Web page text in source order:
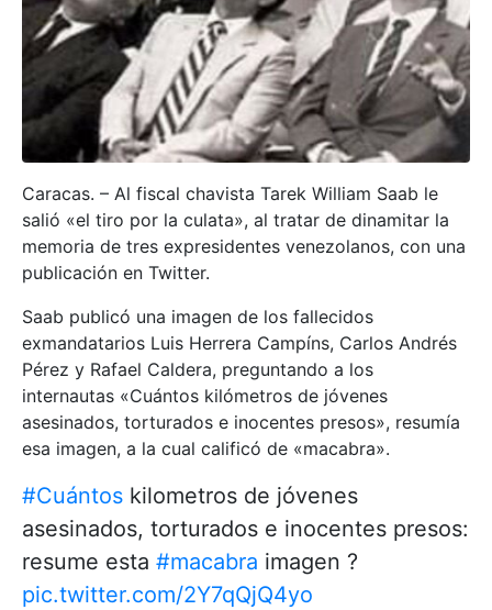
Caracas. – Al fiscal chavista Tarek William Saab le
salió «el tiro por la culata», al tratar de dinamitar la
memoria de tres expresidentes venezolanos, con una
publicación en Twitter.
Saab publicó una imagen de los fallecidos
exmandatarios Luis Herrera Campíns, Carlos Andrés
Pérez y Rafael Caldera, preguntando a los
internautas «Cuántos kilómetros de jóvenes
asesinados, torturados e inocentes presos», resumía
esa imagen, a la cual calificó de «macabra».
#Cuántos kilometros de jóvenes
asesinados, torturados e inocentes presos:
resume esta #macabra imagen ?
pic.twitter.com/2Y7qQjQ4yo